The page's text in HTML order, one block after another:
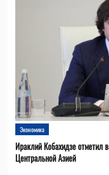
Экономика
Ираклий Кобахидзе отметил
Центральной Азией